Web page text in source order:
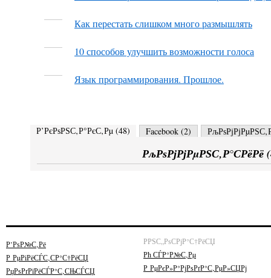
Как перестать слишком много размышлять
10 способов улучшить возможности голоса
Язык программирования. Прошлое.
Р’РєРѕРЅС‚Р°РєС‚Рµ (48) Facebook (2)
РљРѕРјРјРµРЅС‚Р°СРёРё (
Р’РѕР№С‚Рё
Р РµРіРёСЃС‚СР°С†РёСЏ
РџРѕРґРїРёСЃР°С‚СЊСЃСЏ
РРЅС„РѕСРјР°С†РёСЏ
Рћ СЃР°Р№С‚Рµ
Р РµРєР»Р°РјРѕРґР°С‚РµР»СЏРј